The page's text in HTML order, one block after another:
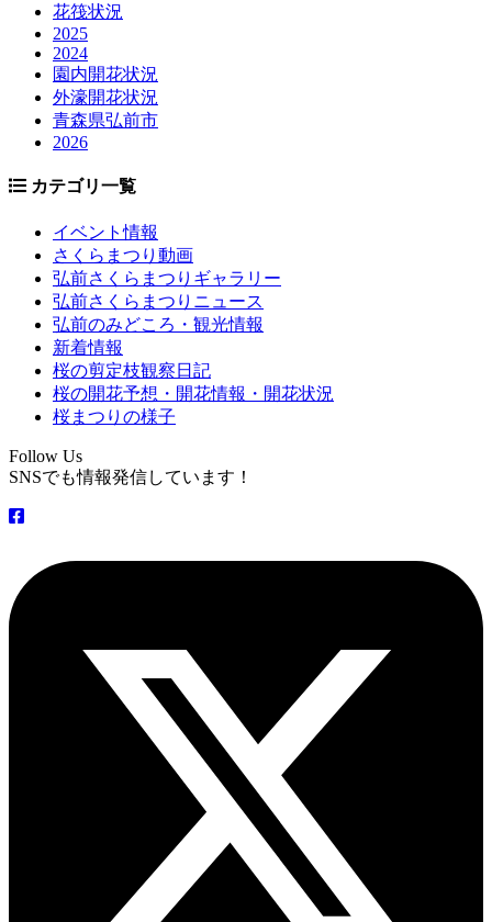
花筏状況
2025
2024
園内開花状況
外濠開花状況
青森県弘前市
2026
カテゴリ一覧
イベント情報
さくらまつり動画
弘前さくらまつりギャラリー
弘前さくらまつりニュース
弘前のみどころ・観光情報
新着情報
桜の剪定枝観察日記
桜の開花予想・開花情報・開花状況
桜まつりの様子
Follow Us
SNSでも情報発信しています！